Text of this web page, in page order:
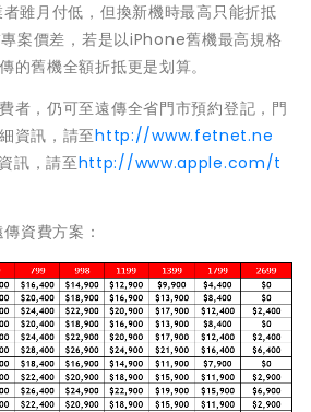
雖月付低，但換新機時最高只能折抵
案價差，若是以iPhone舊機最高規格
的舊機全額折抵更是划算。
者，仍可至遠傳全省門市預約登記，門
資訊，請至http://www.fetnet.ne
訊，請至http://www.apple.com/t
資費方案：